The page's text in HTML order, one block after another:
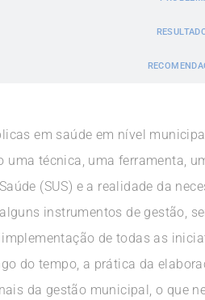
em saúde em nível
uma técnica, uma ferramenta,
(SUS) e a realidade da
instrumentos de gestão,
de todas as
do tempo, a prática da
da gestão municipal, o que